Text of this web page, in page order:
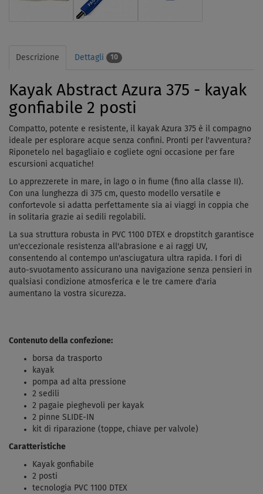
Descrizione Dettagli 10
Kayak Abstract Azura 375 - kayak
gonfiabile 2 posti
Compatto, potente e resistente, il kayak Azura 375 è il compagno
ideale per esplorare acque senza confini. Pronti per l'avventura?
Riponetelo nel bagagliaio e cogliete ogni occasione per fare
escursioni acquatiche!
Lo apprezzerete in mare, in lago o in fiume (fino alla classe II).
Con una lunghezza di 375 cm, questo modello versatile e
confortevole si adatta perfettamente sia ai viaggi in coppia che
in solitaria grazie ai sedili regolabili.
La sua struttura robusta in PVC 1100 DTEX e dropstitch garantisce
un'eccezionale resistenza all'abrasione e ai raggi UV,
consentendo al contempo un'asciugatura ultra rapida. I fori di
auto-svuotamento assicurano una navigazione senza pensieri in
qualsiasi condizione atmosferica e le tre camere d'aria
aumentano la vostra sicurezza.
Contenuto della confezione:
borsa da trasporto
kayak
pompa ad alta pressione
2 sedili
2 pagaie pieghevoli per kayak
2 pinne SLIDE-IN
kit di riparazione (toppe, chiave per valvole)
Caratteristiche
Kayak gonfiabile
2 posti
tecnologia PVC 1100 DTEX